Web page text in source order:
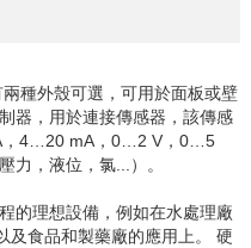
種外殼可選，可用於面板或壁
器，用於連接傳感器，該傳感
， 4… 20 mA， 0… 2 V， 0… 5
力，液位，氯... ）。
的理想設備，例如在水處理廠
及食品和製藥廠的應用上。
硬